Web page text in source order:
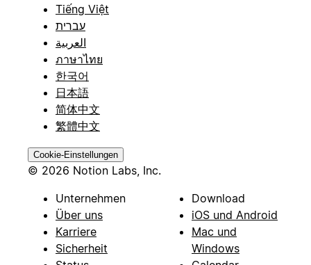
Tiếng Việt
עברית
العربية
ภาษาไทย
한국어
日本語
简体中文
繁體中文
Cookie-Einstellungen
© 2026 Notion Labs, Inc.
Unternehmen
Über uns
Karriere
Sicherheit
Download
iOS und Android
Mac und
Windows